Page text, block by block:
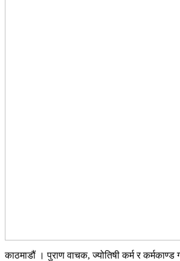
काठमाडौं । पुराण वाचक, ज्योतिषी कर्म र